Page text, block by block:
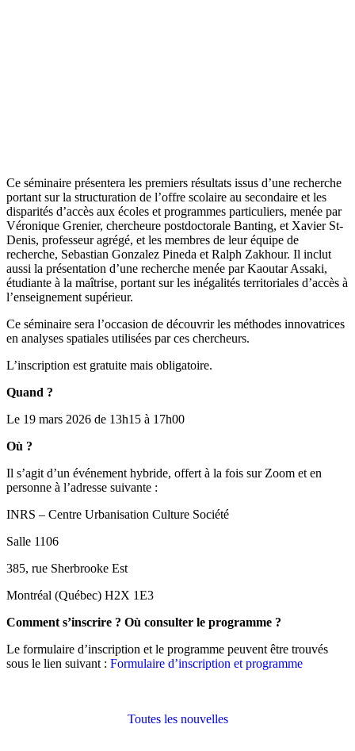
Ce séminaire présentera les premiers résultats issus d’une recherche
portant sur la structuration de l’offre scolaire au secondaire et les
disparités d’accès aux écoles et programmes particuliers, menée par
Véronique Grenier, chercheure postdoctorale Banting, et Xavier St-
Denis, professeur agrégé, et les membres de leur équipe de
recherche, Sebastian Gonzalez Pineda et Ralph Zakhour. Il inclut
aussi la présentation d’une recherche menée par Kaoutar Assaki,
étudiante à la maîtrise, portant sur les inégalités territoriales d’accès à
l’enseignement supérieur.
Ce séminaire sera l’occasion de découvrir les méthodes innovatrices
en analyses spatiales utilisées par ces chercheurs.
L’inscription est gratuite mais obligatoire.
Quand ?
Le 19 mars 2026 de 13h15 à 17h00
Où ?
Il s’agit d’un événement hybride, offert à la fois sur Zoom et en
personne à l’adresse suivante :
INRS – Centre Urbanisation Culture Société
Salle 1106
385, rue Sherbrooke Est
Montréal (Québec) H2X 1E3
Comment s’inscrire ? Où consulter le programme ?
Le formulaire d’inscription et le programme peuvent être trouvés
sous le lien suivant : Formulaire d’inscription et programme
Toutes les nouvelles